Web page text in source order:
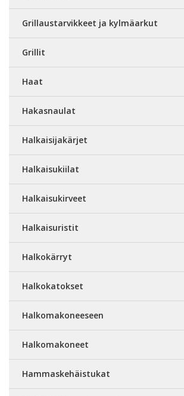
Grillaustarvikkeet ja kylmäarkut
Grillit
Haat
Hakasnaulat
Halkaisijakärjet
Halkaisukiilat
Halkaisukirveet
Halkaisuristit
Halkokärryt
Halkokatokset
Halkomakoneeseen
Halkomakoneet
Hammaskehäistukat